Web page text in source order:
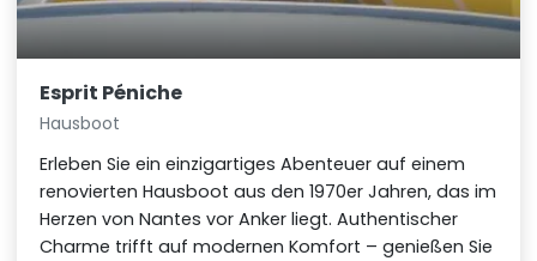
Esprit Péniche
Hausboot
Erleben Sie ein einzigartiges Abenteuer auf einem
renovierten Hausboot aus den 1970er Jahren, das im
Herzen von Nantes vor Anker liegt. Authentischer
Charme trifft auf modernen Komfort – genießen Sie